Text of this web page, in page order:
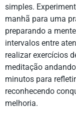
simples.
manhã para uma
preparando a
intervalos entre
realizar exercícios
meditação
minutos para
reconhecendo
melhoria.